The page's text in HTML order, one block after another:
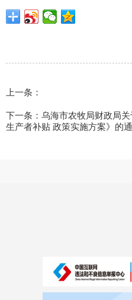
上一条：
下一条： 乌海市农牧局财政局
生产者补贴 政策实施方案》的